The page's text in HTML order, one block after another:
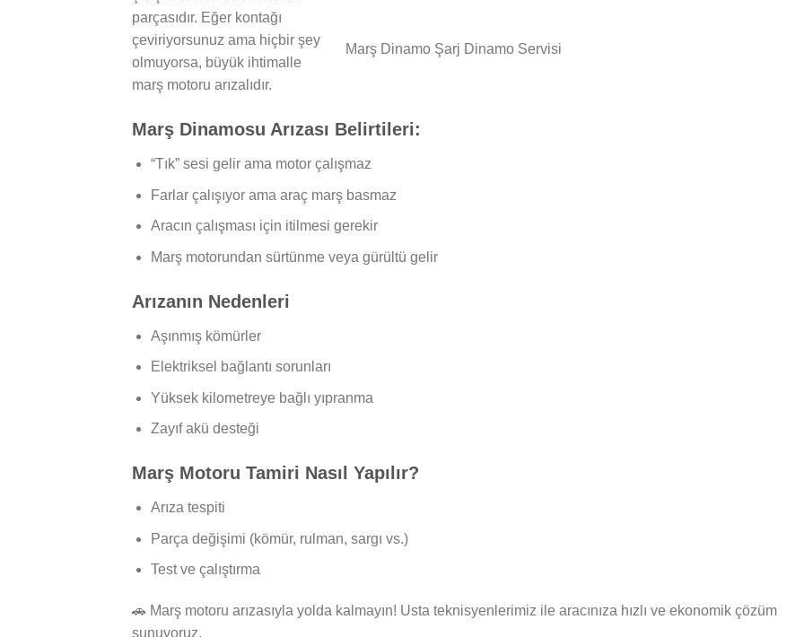
Marş Dinamo Şarj Dinamo Servisi
parçasıdır. Eğer kontağı
çeviriyorsunuz ama hiçbir şey
olmuyorsa, büyük ihtimalle
marş motoru arızalıdır.
Marş Dinamosu Arızası Belirtileri:
“Tık” sesi gelir ama motor çalışmaz
Farlar çalışıyor ama araç marş basmaz
Aracın çalışması için itilmesi gerekir
Marş motorundan sürtünme veya gürültü gelir
Arızanın Nedenleri
Aşınmış kömürler
Elektriksel bağlantı sorunları
Yüksek kilometreye bağlı yıpranma
Zayıf akü desteği
Marş Motoru Tamiri Nasıl Yapılır?
Arıza tespiti
Parça değişimi (kömür, rulman, sargı vs.)
Test ve çalıştırma
🚗 Marş motoru arızasıyla yolda kalmayın! Usta teknisyenlerimiz ile aracınıza hızlı ve ekonomik çözüm
sunuyoruz.